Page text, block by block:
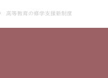
高等教育の修学支援新制度